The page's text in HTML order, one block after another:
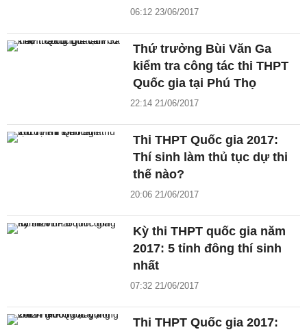
06:12 23/06/2017
Thứ trưởng Bùi Văn Ga
kiểm tra công tác thi THPT
Quốc gia tại Phú Thọ
22:14 21/06/2017
Thi THPT Quốc gia 2017:
Thí sinh làm thủ tục dự thi
thế nào?
20:06 21/06/2017
Kỳ thi THPT quốc gia năm
2017: 5 tỉnh đông thí sinh
nhất
07:32 21/06/2017
Thi THPT Quốc gia 2017: